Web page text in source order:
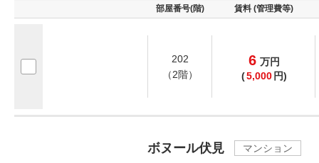
部屋番号(階) 賃料 (管理費等)
202
（2階）
6 万円
(5,000 円)
ボヌール伏見
マンション